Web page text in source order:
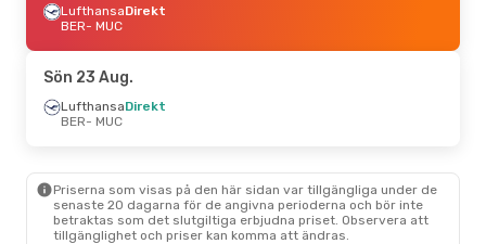
LufthansaDirekt
BER- MUC
MUC- BER
Fre 11 Sep.- Fre 18 Sep.
MUC
Tors 1 Okt.- Sön 4 Okt.
LufthansaDirekt
BER- MUC
Sön 23 Aug.
LufthansaDirekt
BER- MUC
Priserna som visas på den här sidan var tillgängliga under de
senaste 20 dagarna för de angivna perioderna och bör inte
betraktas som det slutgiltiga erbjudna priset. Observera att
tillgänglighet och priser kan komma att ändras.